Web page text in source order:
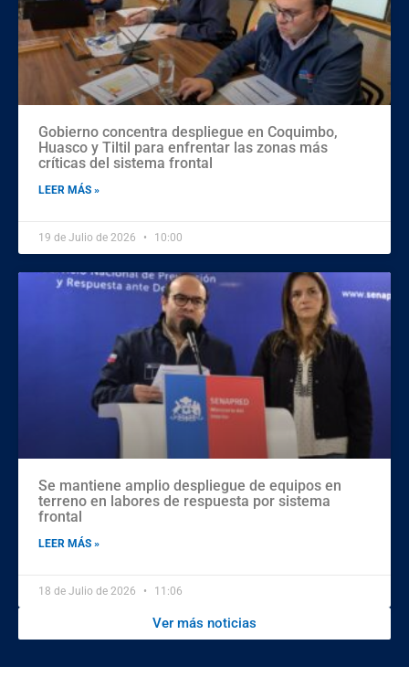
Gobierno concentra despliegue en Coquimbo,
Huasco y Tiltil para enfrentar las zonas más
críticas del sistema frontal
LEER MÁS »
19 de Julio de 2026 10:00
Se mantiene amplio despliegue de equipos en
terreno en labores de respuesta por sistema
frontal
LEER MÁS »
18 de Julio de 2026 11:06
Ver más noticias